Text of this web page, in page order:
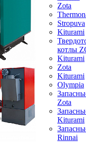
Zota
Stropuva
Kiturami
котлы
Kiturami
Zota
Kiturami
Olympia
Zota
Kiturami
Rinnai